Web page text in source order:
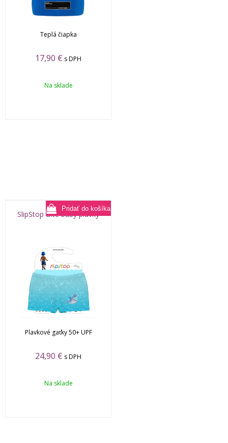
Teplá čiapka
17,90 € s DPH
Na sklade
SlipStop Bite baby plavky
Plavkové gaťky 50+ UPF
24,90 € s DPH
Na sklade